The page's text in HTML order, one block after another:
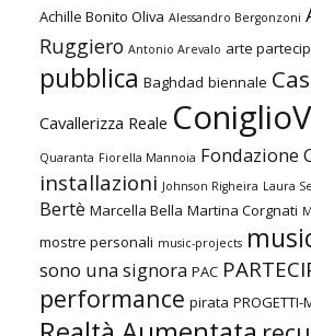
Achille Bonito Oliva Alessandro Bergonzoni
Ruggiero Antonio Arevalo arte
pubblica Baghdad biennale
Cavallerizza Reale
Quaranta Fiorella Mannoia Fondazione
installazioni Johnson Righeira Laura
Bertè Marcella Bella Martina Corgnati
mostre personali music-projects
sono una signora PAC
performance pirata PROGETTI-